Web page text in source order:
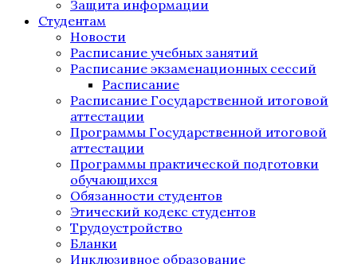
Защита информации
Студентам
Новости
Расписание учебных занятий
Расписание экзаменационных сессий
Расписание
Расписание Государственной итоговой
аттестации
Программы Государственной итоговой
аттестации
Программы практической подготовки
обучающихся
Обязанности студентов
Этический кодекс студентов
Трудоустройство
Бланки
Инклюзивное образование